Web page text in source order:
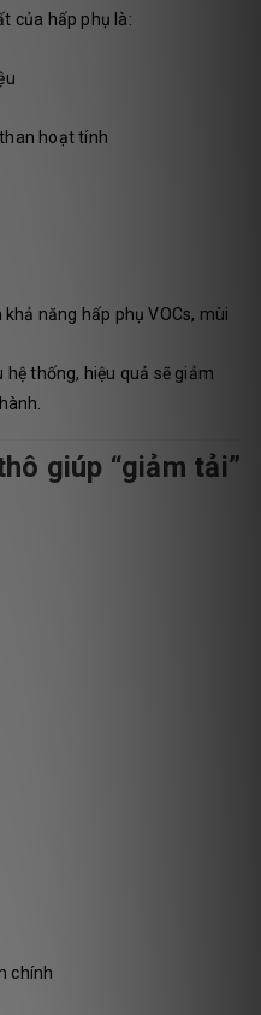
của hấp phụ là:
hoạt tính
năng hấp phụ VOCs, mùi
hệ thống, hiệu quả sẽ giảm
giúp “giảm tải”
chính